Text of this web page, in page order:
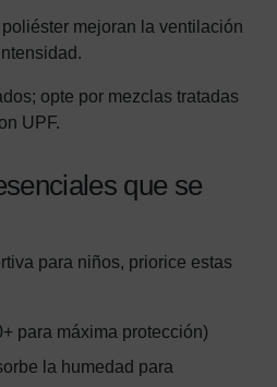
mejoran la ventilación
opte por mezclas tratadas
UPF.
que se
para niños, priorice estas
para máxima protección)
la humedad para